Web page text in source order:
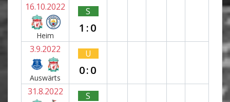
16.10.2022
Heim
S
1:0
3.9.2022
Auswärts
U
0:0
31.8.2022 S